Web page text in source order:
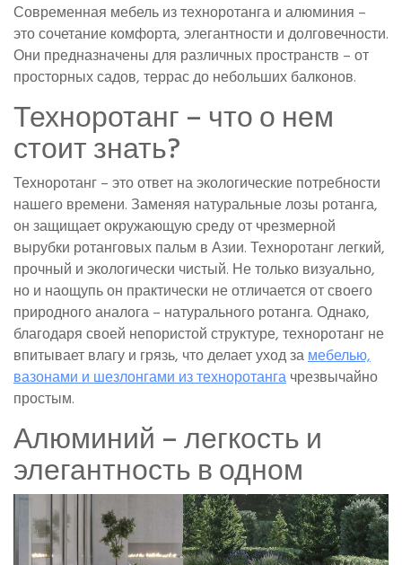
Современная мебель из техноротанга и алюминия –
это сочетание комфорта, элегантности и долговечности.
Они предназначены для различных пространств – от
просторных садов, террас до небольших балконов.
Техноротанг – что о нем
стоит знать?
Техноротанг – это ответ на экологические потребности
нашего времени. Заменяя натуральные лозы ротанга,
он защищает окружающую среду от чрезмерной
вырубки ротанговых пальм в Азии. Техноротанг легкий,
прочный и экологически чистый. Не только визуально,
но и наощупь он практически не отличается от своего
природного аналога – натурального ротанга. Однако,
благодаря своей непористой структуре, техноротанг не
впитывает влагу и грязь, что делает уход замебелью,
вазонами и шезлонгами из техноротангачрезвычайно
простым.
Алюминий – легкость и
элегантность в одном